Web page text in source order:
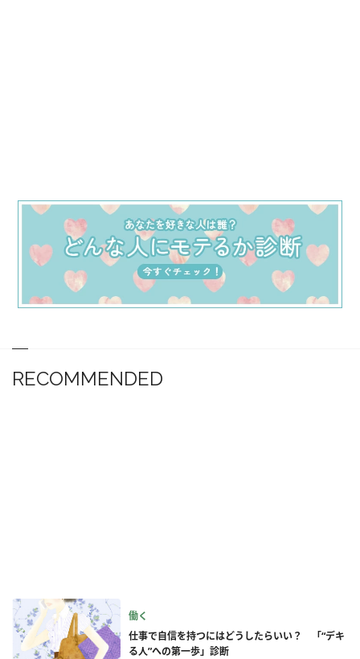
RECOMMENDED
働く
仕事で自信を持つにはどうしたらいい？ 「“デキ
る人”への第一歩」診断